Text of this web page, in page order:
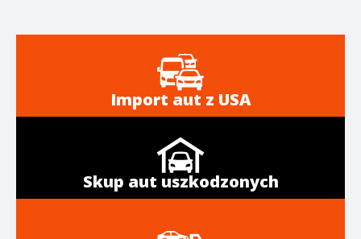
Import aut z USA
Skup aut uszkodzonych